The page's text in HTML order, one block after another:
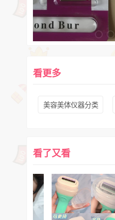
看更多
美容美体仪器分类
看了又看